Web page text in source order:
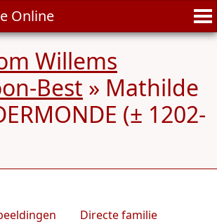
Online
Willems
Best » Mathilde
(± 1202-
Directe familie